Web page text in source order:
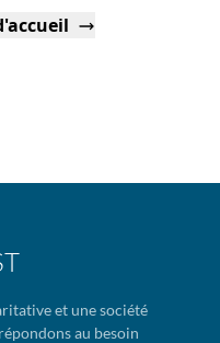
et une société
au besoin